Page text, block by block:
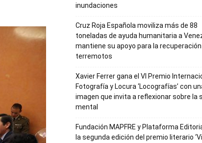
inundaciones
Cruz Roja Española moviliza más de 88
toneladas de ayuda humanitaria a
mantiene su apoyo para la
terremotos
Xavier Ferrer gana el VI Premio
Fotografía y Locura ‘Locografías’ con
imagen que invita a reflexionar sobre la
mental
Fundación MAPFRE y Plataforma
la segunda edición del premio literario